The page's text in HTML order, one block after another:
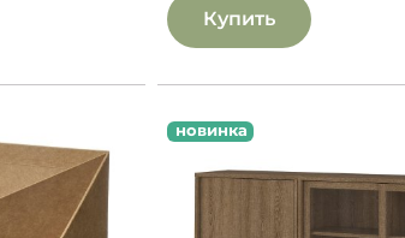
Купить
новинка